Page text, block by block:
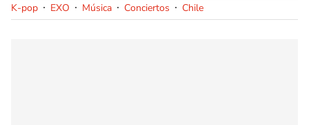
K-pop EXO Música Conciertos Chile